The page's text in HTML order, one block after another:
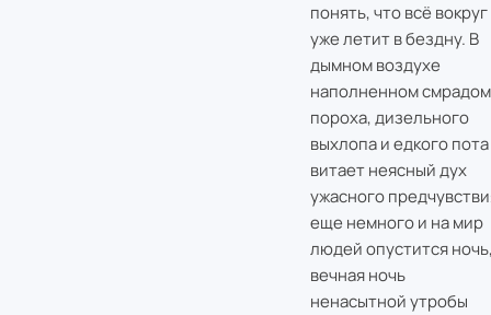
понять, что всё вокруг
уже летит в бездну. В
дымном воздухе
наполненном смрадом
пороха, дизельного
выхлопа и едкого пота
витает неясный дух
ужасного
еще немного и на мир
людей опустится
вечная ночь
ненасытной утробы